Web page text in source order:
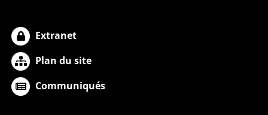
Extranet
Plan du site
Communiqués